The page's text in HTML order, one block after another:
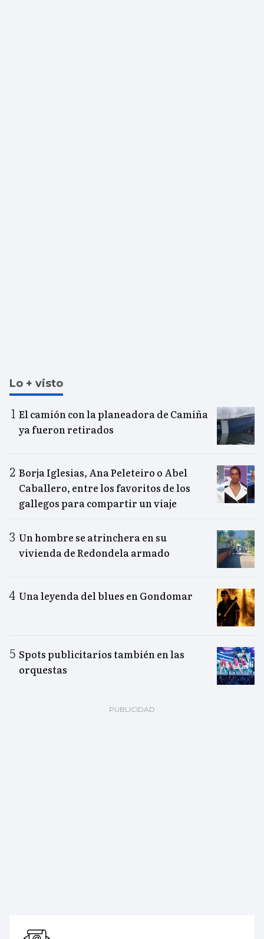
Lo + visto
El camión con la planeadora de Camiña
ya fueron retirados
Borja Iglesias, Ana Peleteiro o Abel
Caballero, entre los favoritos de los
gallegos para compartir un viaje
Un hombre se atrinchera en su
vivienda de Redondela armado
Una leyenda del blues en Gondomar
Spots publicitarios también en las
orquestas